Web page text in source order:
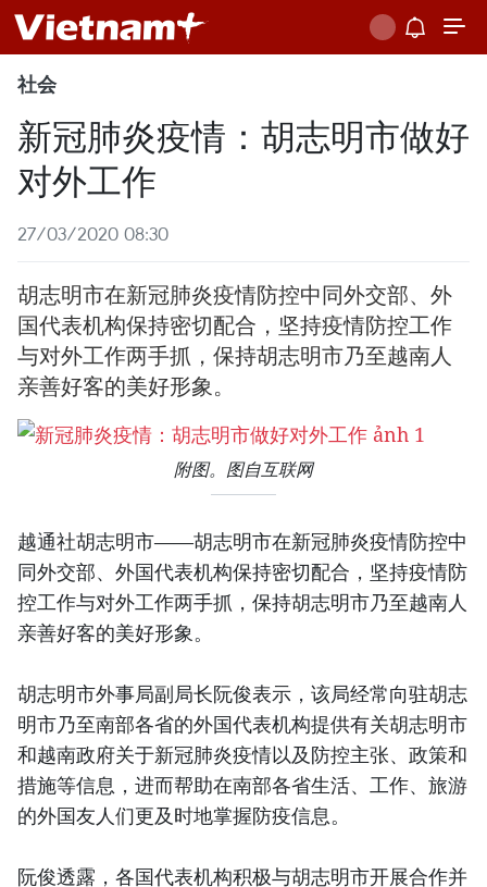
社会
新冠肺炎疫情：胡志明市做好
对外工作
27/03/2020 08:30
胡志明市在新冠肺炎疫情防控中同外交部、外
国代表机构保持密切配合，坚持疫情防控工作
与对外工作两手抓，保持胡志明市乃至越南人
亲善好客的美好形象。
附图。图自互联网
越通社胡志明市——胡志明市在新冠肺炎疫情防控中
同外交部、外国代表机构保持密切配合，坚持疫情防
控工作与对外工作两手抓，保持胡志明市乃至越南人
亲善好客的美好形象。
胡志明市外事局副局长阮俊表示，该局经常向驻胡志
明市乃至南部各省的外国代表机构提供有关胡志明市
和越南政府关于新冠肺炎疫情以及防控主张、政策和
措施等信息，进而帮助在南部各省生活、工作、旅游
的外国友人们更及时地掌握防疫信息。
阮俊透露，各国代表机构积极与胡志明市开展合作并